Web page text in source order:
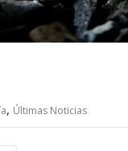
, Últimas Noticias